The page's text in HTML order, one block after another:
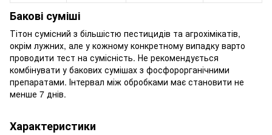
Бакові суміші
Тітон сумісний з більшістю пестицидів та агрохімікатів,
окрім лужних, але у кожному конкретному випадку варто
проводити тест на сумісність. Не рекомендується
комбінувати у бакових сумішах з фосфорорганічними
препаратами. Інтервал між обробками має становити не
менше 7 днів.
Характеристики